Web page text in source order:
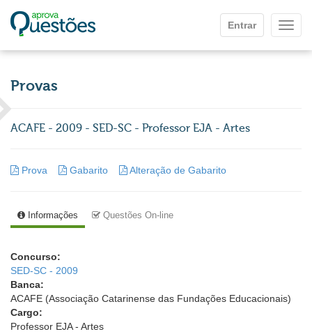
Entrar
Provas
ACAFE - 2009 - SED-SC - Professor EJA - Artes
Prova Gabarito Alteração de Gabarito
Informações Questões On-line
Concurso:
SED-SC - 2009
Banca:
ACAFE (Associação Catarinense das Fundações Educacionais)
Cargo:
Professor EJA - Artes